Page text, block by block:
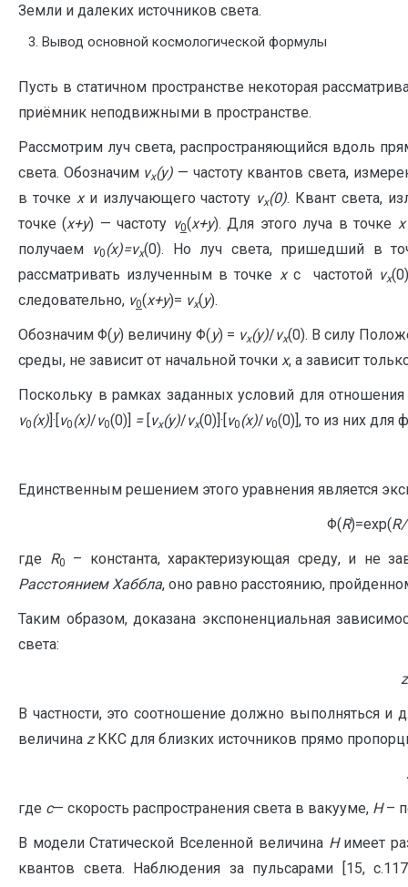
Земли и далеких источников света.
Вывод основной космологической формулы
Пусть в статичном пространстве некоторая
приёмник неподвижными в пространстве.
Рассмотрим луч света, распространяющийся вдоль
света. Обозначим νx(y) — частоту квантов света,
в точке xи излучающего частоту νx(0). Квант света,
точке (х+y) — частоту ν0(x+y). Для этого луча в точке x
получаем ν0(x)=νx(0). Но луч света, пришедший в
рассматривать излученным в точке xс частотой νx
следовательно, ν0(x+y)= νx(y).
Обозначим Φ(y) величину Φ(y) = νx(y)/νx(0). В силу
среды, не зависит от начальной точки x, а зависит
Поскольку в рамках заданных условий для
ν0(x)]·[ν0(x)/ν0(0)] =[νx(y)/νx(0)]·[ν0(x)/ν0(0)], то из них для
Единственным решением этого уравнения является
Φ(R)=exp(R/
где R0
– константа, характеризующая среду, и не
Расстоянием Хаббла, оно равно расстоянию,
Таким образом, доказана экспоненциальная
света:
z
В частности, это соотношение должно выполняться и
величина zККС для близких источников прямо
где с— скорость распространения света в вакууме, H–
В модели Статической Вселенной величина Hимеет
квантов света. Наблюдения за пульсарами [15,